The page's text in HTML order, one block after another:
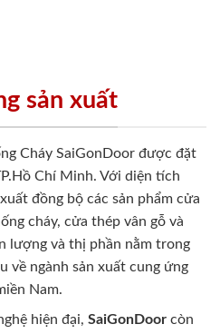
sản xuất
Cháy SaiGonDoor được đặt
Chí Minh. Với diện tích
đồng bộ các sản phẩm cửa
cháy, cửa thép vân gỗ và
lượng và thị phần nằm trong
về ngành sản xuất cung ứng
Nam.
hiện đại, SaiGonDoor còn